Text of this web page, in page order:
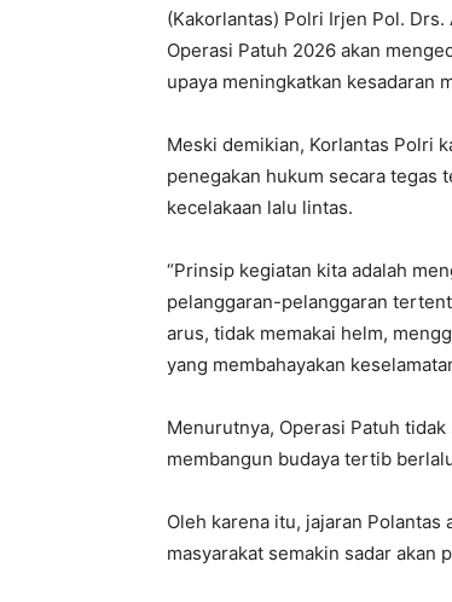
(Kakorlantas) Polri Irjen Pol.
Operasi Patuh 2026 akan
upaya meningkatkan kesadaran
Meski demikian, Korlantas Polri
penegakan hukum secara tegas
kecelakaan lalu lintas.
“Prinsip kegiatan kita adalah
pelanggaran-pelanggaran
arus, tidak memakai helm,
yang membahayakan
Menurutnya, Operasi Patuh
membangun budaya tertib
Oleh karena itu, jajaran
masyarakat semakin sadar akan